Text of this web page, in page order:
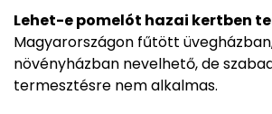
Lehet-e pomelót hazai kertben
Magyarországon fűtött
növényházban nevelhető, de
termesztésre nem alkalmas.